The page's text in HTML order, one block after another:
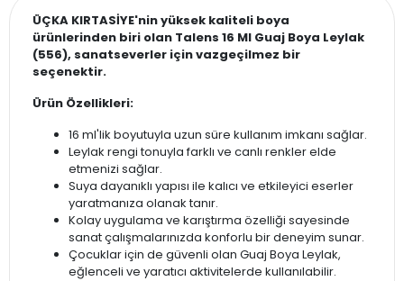
ÜÇKA KIRTASİYE'nin yüksek kaliteli boya
ürünlerinden biri olan Talens 16 Ml Guaj Boya Leylak
(556), sanatseverler için vazgeçilmez bir
seçenektir.
Ürün Özellikleri:
16 ml'lik boyutuyla uzun süre kullanım imkanı sağlar.
Leylak rengi tonuyla farklı ve canlı renkler elde
etmenizi sağlar.
Suya dayanıklı yapısı ile kalıcı ve etkileyici eserler
yaratmanıza olanak tanır.
Kolay uygulama ve karıştırma özelliği sayesinde
sanat çalışmalarınızda konforlu bir deneyim sunar.
Çocuklar için de güvenli olan Guaj Boya Leylak,
eğlenceli ve yaratıcı aktivitelerde kullanılabilir.